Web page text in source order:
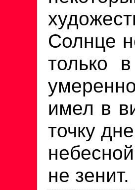
Солнце
только
имел в
точку
не зенит.